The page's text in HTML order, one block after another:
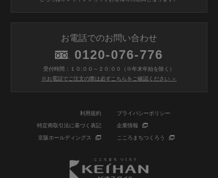
お電話でのお問い合わせ
0120-076-776
受付時間：１０:００～２０:００（※年末年始を除く）
※お電話でご注文の際は必ずこちらをご確認ください ＞
利用規約 プライバシーポリシー
特定商取引法に基づく表記 企業情報
京阪ホールディングス こころまちつくろう